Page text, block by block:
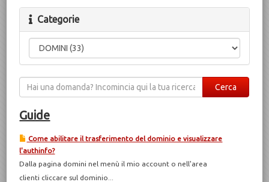
Categorie
Guide
Come abilitare il trasferimento del dominio e visualizzare
l'authinfo?
Dalla pagina domini nel menù il mio account o nell'area
clienti cliccare sul dominio...